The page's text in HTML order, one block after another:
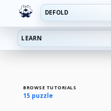
DEFOLD
LEARN
BROWSE TUTORIALS
15 puzzle